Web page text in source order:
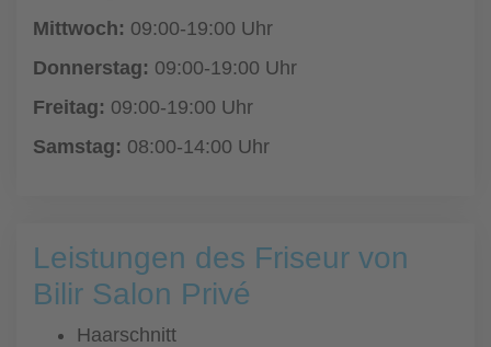
Mittwoch: 09:00-19:00 Uhr
Donnerstag: 09:00-19:00 Uhr
Freitag: 09:00-19:00 Uhr
Samstag: 08:00-14:00 Uhr
Leistungen des Friseur von
Bilir Salon Privé
Haarschnitt